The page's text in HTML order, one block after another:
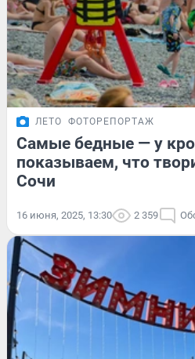
ЛЕТО ФОТОРЕПОРТАЖ
Самые бедные — у
показываем, что
Сочи
16 июня, 2025, 13:30 2 359